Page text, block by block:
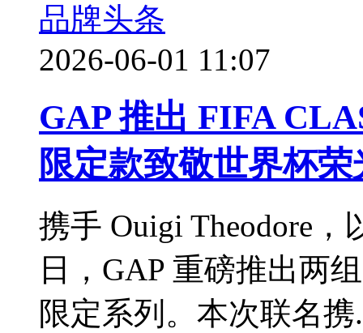
品牌头条
2026-06-01 11:07
GAP 推出 FIFA
限定款致敬世界杯荣
携手 Ouigi Theodore
日，GAP 重磅推出两
限定系列。本次联名携